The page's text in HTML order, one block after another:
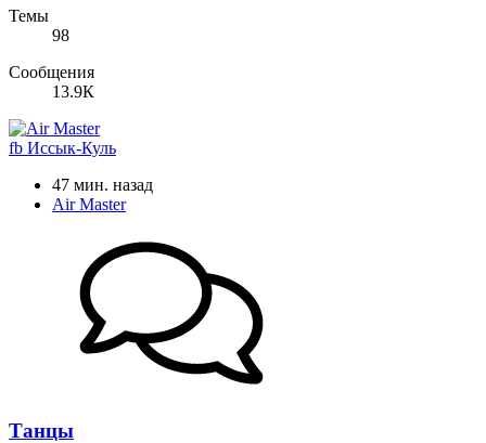
Темы
98
Сообщения
13.9К
fb Иссык-Куль
47 мин. назад
Air Master
Танцы